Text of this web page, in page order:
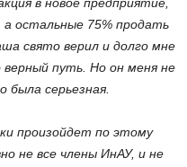
а остальные 75% продать
свято верил и долго мне
путь. Но он меня не
была серьезная.
произойдет по этому
не все члены ИнАУ, и не